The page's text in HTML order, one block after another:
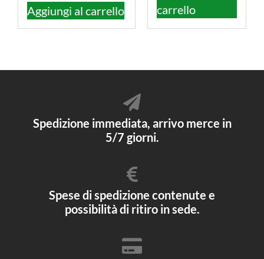
Aggiungi al carrello
carrello
Spedizione immediata, arrivo merce in
5/7 giorni.
Spese di spedizione contenute e
possibilità di ritiro in sede.